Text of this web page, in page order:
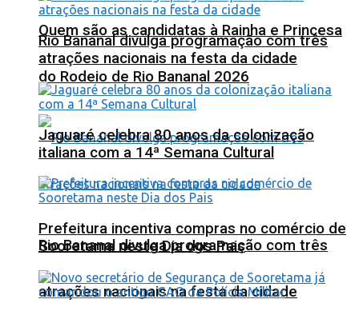
Quem são as candidatas à Rainha e Princesa
do Rodeio de Rio Bananal 2026
Rio Bananal divulga programação com três
atrações nacionais na festa da cidade
Rio Bananal divulga programação com três
atrações nacionais na festa da cidade
Jaguaré celebra 80 anos da colonização
italiana com a 14ª Semana Cultural
Prefeitura incentiva compras no comércio de
Sooretama neste Dia dos Pais